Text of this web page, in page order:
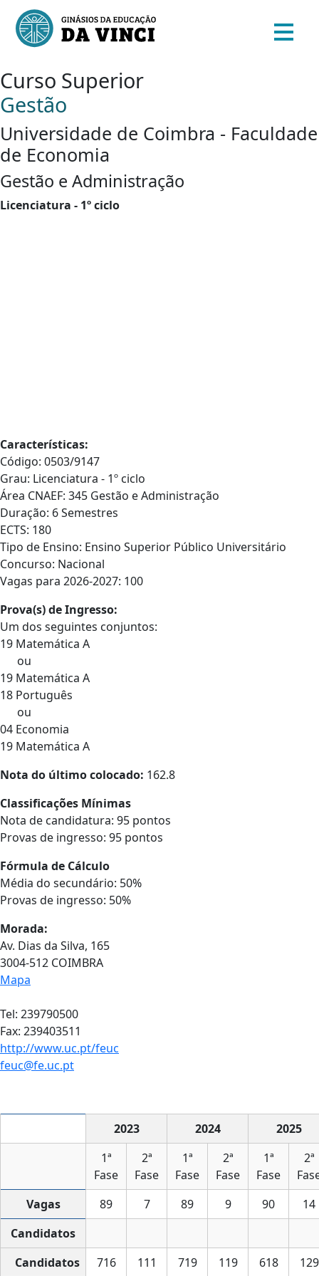
Curso Superior
Gestão
Universidade de Coimbra - Faculdade
de Economia
Gestão e Administração
Licenciatura - 1º ciclo
Características:
Código: 0503/9147
Grau: Licenciatura - 1º ciclo
Área CNAEF: 345 Gestão e Administração
Duração: 6 Semestres
ECTS: 180
Tipo de Ensino: Ensino Superior Público Universitário
Concurso: Nacional
Vagas para 2026-2027: 100
Prova(s) de Ingresso:
Um dos seguintes conjuntos:
19 Matemática A
ou
19 Matemática A
18 Português
ou
04 Economia
19 Matemática A
Nota do último colocado: 162.8
Classificações Mínimas
Nota de candidatura: 95 pontos
Provas de ingresso: 95 pontos
Fórmula de Cálculo
Média do secundário: 50%
Provas de ingresso: 50%
Morada:
Av. Dias da Silva, 165
3004-512 COIMBRA
Mapa
Tel: 239790500
Fax: 239403511
http://www.uc.pt/feuc
feuc@fe.uc.pt
2023 2024
2025
1ª
Fase
2ª
Fase
1ª
Fase
2ª
Fase
1ª
Fase
2ª
Vagas
89 7 89 9 90
14
Candidatos
Candidatos
716 111 719 119 618
129